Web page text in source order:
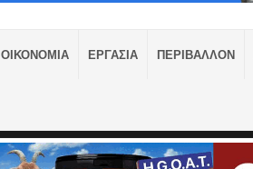
ΟΙΚΟΝΟΜΙΑ ΕΡΓΑΣΙΑ ΠΕΡΙΒΑΛΛΟΝ